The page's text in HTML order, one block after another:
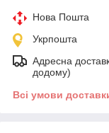
Нова Пошта
Укрпошта
Адресна
додому)
Всі умови